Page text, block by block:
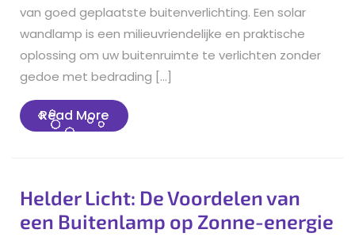
van goed geplaatste buitenverlichting. Een solar
wandlamp is een milieuvriendelijke en praktische
oplossing om uw buitenruimte te verlichten zonder
gedoe met bedrading […]
Read MoreRead
More
Helder Licht: De Voordelen van
een Buitenlamp op Zonne-energie